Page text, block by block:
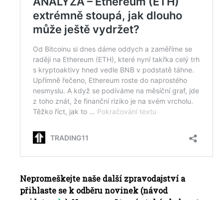
Nepromeškejte naše další zpravodajství a
přihlaste se k odběru novinek (návod